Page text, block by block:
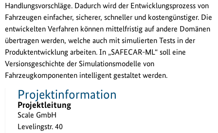
Handlungsvorschläge. Dadurch wird der Entwicklungsprozess von
Fahrzeugen einfacher, sicherer, schneller und kostengünstiger. Die
entwickelten Verfahren können mittelfristig auf andere Domänen
übertragen werden, welche auch mit simulierten Tests in der
Produktentwicklung arbeiten. In „SAFECAR-ML“ soll eine
Versionsgeschichte der Simulationsmodelle von
Fahrzeugkomponenten intelligent gestaltet werden.
Projektinformation
Projektleitung
Scale GmbH
Levelingstr. 40